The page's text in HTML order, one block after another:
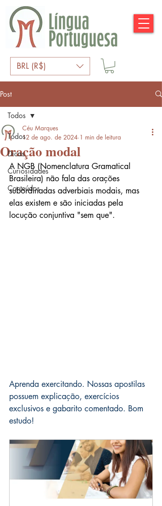
BRL (R$)
Post
Todos
Dicas
Curiosidades
Conteúdos
Todos
Oração modal
Céu Marques
12 de ago. de 2024 1 min de leitura
A NGB (Nomenclatura Gramatical
Brasileira) não fala das orações
subordinadas adverbiais modais, mas
elas existem e são iniciadas pela
locução conjuntiva "sem que".
Aprenda exercitando. Nossas apostilas
possuem explicação, exercícios
exclusivos e gabarito comentado. Bom
estudo!